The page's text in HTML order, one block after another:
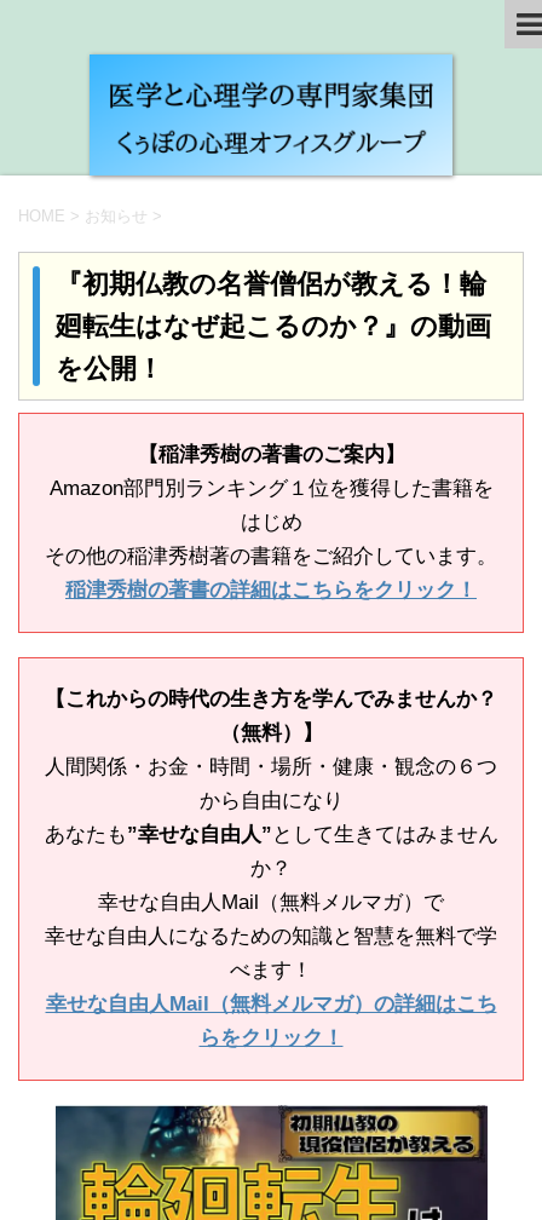
HOME > お知らせ >
『初期仏教の名誉僧侶が教える！輪
廻転生はなぜ起こるのか？』の動画
を公開！
【稲津秀樹の著書のご案内】
Amazon部門別ランキング１位を獲得した書籍を
はじめ
その他の稲津秀樹著の書籍をご紹介しています。
稲津秀樹の著書の詳細はこちらをクリック！
【これからの時代の生き方を学んでみませんか？
（無料）】
人間関係・お金・時間・場所・健康・観念の６つ
から自由になり
あなたも”幸せな自由人” として生きてはみません
か？
幸せな自由人Mail（無料メルマガ）で
幸せな自由人になるための知識と智慧を無料で学
べます！
幸せな自由人Mail（無料メルマガ）の詳細はこち
らをクリック！